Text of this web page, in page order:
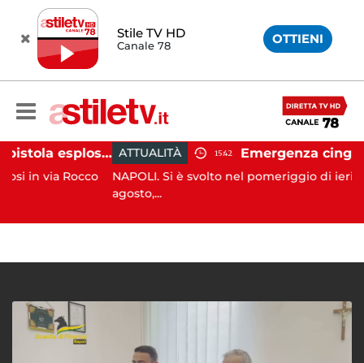
Stile TV HD
Canale 78 OTTIENI
Salerno, colpi di pistola esplosi a Pastena: paura tra i residenti
Rocco
ATTUALITÀ 15:42
NAPOLI. Si è svolto nel pomeriggio di ieri, giovedì
agosto,...